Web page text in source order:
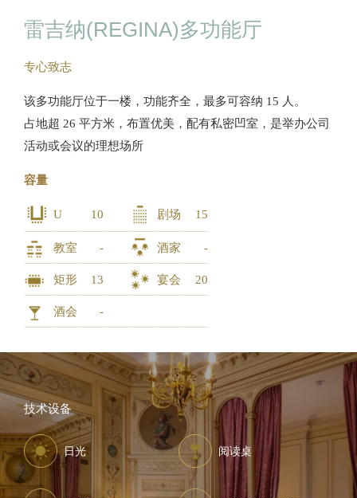
技术设备
日光 阅读桌
雷吉纳(REGINA)多功能厅
专心致志
该多功能厅位于一楼，功能齐全，最多可容纳 15 人。
占地超 26 平方米，布置优美，配有私密凹室，是举办公司
活动或会议的理想场所
容量
U 10 剧场 15
教室 - 酒家 -
矩形 13 宴会 20
酒会 -